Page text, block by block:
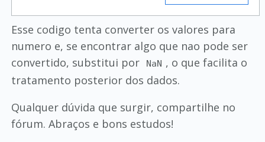
Esse codigo tenta converter os valores para
numero e, se encontrar algo que nao pode ser
convertido, substitui por
NaN , o que facilita o
tratamento posterior dos dados.
Qualquer dúvida que surgir, compartilhe no
fórum. Abraços e bons estudos!